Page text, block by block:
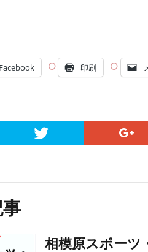
Facebook 印刷
相模原スポーツ